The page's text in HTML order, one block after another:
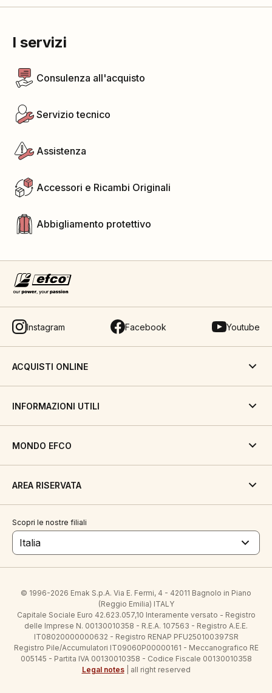
I servizi
Consulenza all'acquisto
Servizio tecnico
Assistenza
Accessori e Ricambi Originali
Abbigliamento protettivo
Instagram Facebook Youtube
ACQUISTI ONLINE
INFORMAZIONI UTILI
MONDO EFCO
AREA RISERVATA
Scopri le nostre filiali
Italia
© 1996-2026 Emak S.p.A. Via E. Fermi, 4 - 42011 Bagnolo in Piano
(Reggio Emilia) ITALY
Capitale Sociale Euro 42.623.057,10 Interamente versato - Registro
delle Imprese N. 00130010358 - R.E.A. 107563 - Registro A.E.E.
IT08020000000632 - Registro RENAP PFU250100397SR
Registro Pile/Accumulatori IT09060P00000161 - Meccanografico RE
005145 - Partita IVA 00130010358 - Codice Fiscale 00130010358
Legal notes| all right reserved